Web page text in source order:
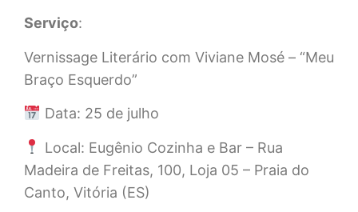
Serviço:
Vernissage Literário com Viviane Mosé – “Meu
Braço Esquerdo”
Data: 25 de julho
Local: Eugênio Cozinha e Bar – Rua
Madeira de Freitas, 100, Loja 05 – Praia do
Canto, Vitória (ES)